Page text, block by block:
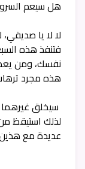
هل سيعم
لا لا يا
فتنفذ هذه
نفسك، ومن
هذه مجرد
سيخلق
لذلك استيقظ
عديدة مع